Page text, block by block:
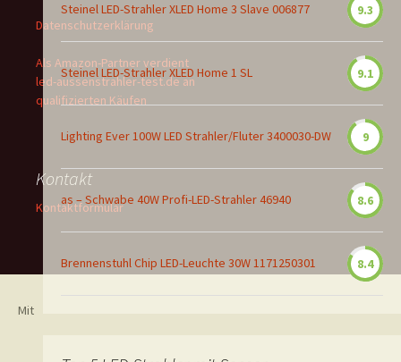
Steinel LED-Strahler XLED Home 3 Slave 006877 9.3
Steinel LED-Strahler XLED Home 1 SL 9.1
Lighting Ever 100W LED Strahler/Fluter 3400030-DW 9
as – Schwabe 40W Profi-LED-Strahler 46940 8.6
Brennenstuhl Chip LED-Leuchte 30W 1171250301 8.4
Datenschutzerklärung
Als Amazon-Partner verdient
led-aussenstrahler-test.de an
qualifizierten Käufen
Kontakt
Kontaktformular
Mit